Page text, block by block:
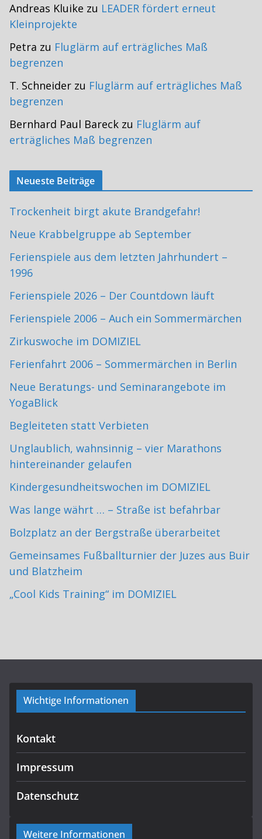
Andreas Kluike zu LEADER fördert erneut
Kleinprojekte
Petra zu Fluglärm auf erträgliches Maß
begrenzen
T. Schneider zu Fluglärm auf erträgliches Maß
begrenzen
Bernhard Paul Bareck zu Fluglärm auf
erträgliches Maß begrenzen
Neueste Beiträge
Trockenheit birgt akute Brandgefahr!
Neue Krabbelgruppe ab September
Ferienspiele aus dem letzten Jahrhundert –
1996
Ferienspiele 2026 – Der Countdown läuft
Ferienspiele 2006 – Auch ein Sommermärchen
Zirkuswoche im DOMIZIEL
Ferienfahrt 2006 – Sommermärchen in Berlin
Neue Beratungs- und Seminarangebote im
YogaBlick
Begleiteten statt Verbieten
Unglaublich, wahnsinnig – vier Marathons
hintereinander gelaufen
Kindergesundheitswochen im DOMIZIEL
Was lange währt … – Straße ist befahrbar
Bolzplatz an der Bergstraße überarbeitet
Gemeinsames Fußballturnier der Juzes aus Buir
und Blatzheim
„Cool Kids Training“ im DOMIZIEL
Wichtige Informationen
Kontakt
Impressum
Datenschutz
Weitere Informationen